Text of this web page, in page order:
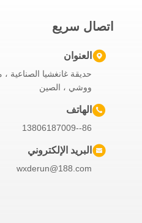
اتصال سريع
العنوان
حديقة غانغشيا الصناعية
ووشي ، الصين
الهاتف
86--13806187009
البريد الإلكتروني
wxderun@188.com